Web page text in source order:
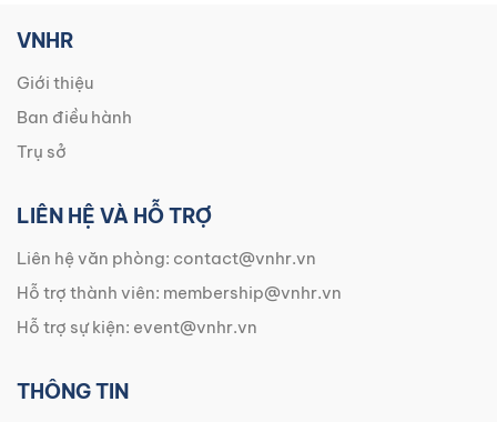
VNHR
Giới thiệu
Ban điều hành
Trụ sở
LIÊN HỆ VÀ HỖ TRỢ
Liên hệ văn phòng: contact@vnhr.vn
Hỗ trợ thành viên: membership@vnhr.vn
Hỗ trợ sự kiện: event@vnhr.vn
THÔNG TIN